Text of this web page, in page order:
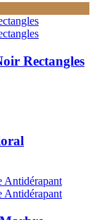
Rectangles